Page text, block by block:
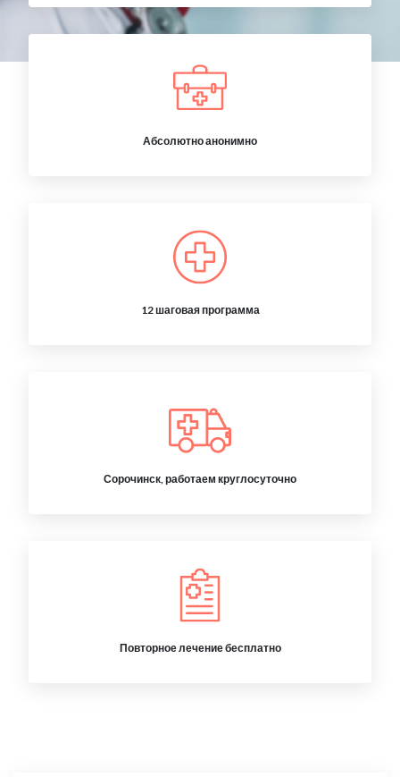
Абсолютно анонимно
12 шаговая программа
Сорочинск, работаем круглосуточно
Повторное лечение бесплатно